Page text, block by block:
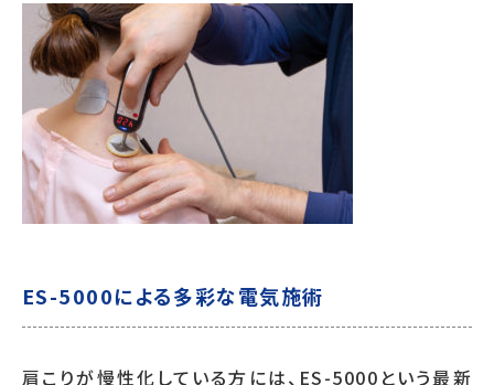
ES-5000による多彩な電気施術
肩こりが慢性化している方には、ES-5000という最新